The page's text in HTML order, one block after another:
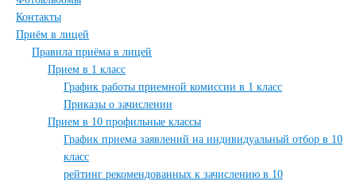
Контакты
Приём в лицей
Правила приёма в лицей
Прием в 1 класс
График работы приемной комиссии в 1 класс
Приказы о зачислении
Прием в 10 профильные классы
График приема заявлений на индивидуальный отбор в 10
класс
рейтинг рекомендованных к зачислению в 10